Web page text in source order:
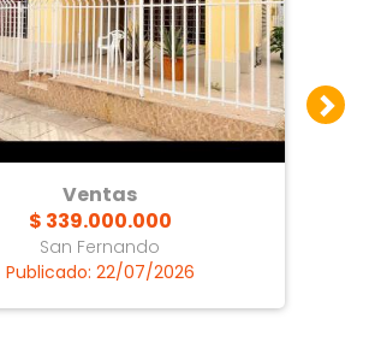
Ventas
$ 339.000.000
San Fernando
Publicado: 22/07/2026